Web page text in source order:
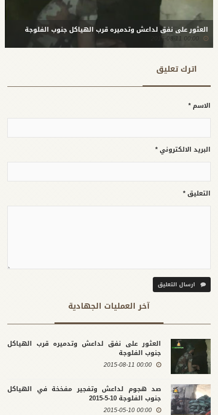
العثور على نفق لداعش وتدميره قرب الهياكل جنوب الفلوجة
00:00 2015-08-11
اترك تعلیق
الاسم *
البريد الالكتروني *
التعليق *
ارسال التعليق
آخر العملیات الجهادية
العثور على نفق لداعش وتدميره قرب الهياكل
جنوب الفلوجة
00:00 2015-08-11
صد هجوم لداعش وتفجير مفخخة في الهياكل
جنوب الفلوجة 10-5-2015
00:00 2015-05-10